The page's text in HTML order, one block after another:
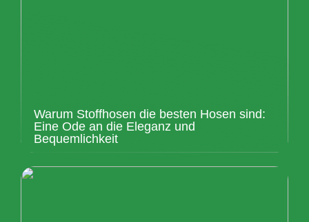
Warum Stoffhosen die besten Hosen sind:
Eine Ode an die Eleganz und
Bequemlichkeit